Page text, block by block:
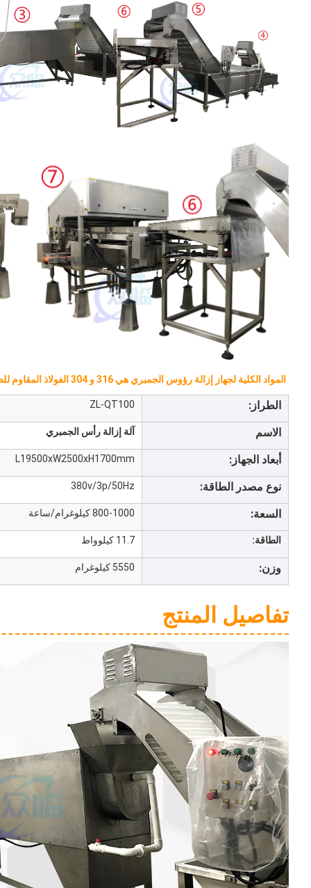
المواد الكلية لجهاز إزالة رؤوس الجمبري هي 316 و 304 الفولاذ المقاوم للصدأ وجميع الأجزاء أو المواد تلبي متطلبات الإنتاج الصحية
الطراز: ZL-QT100
الاسم آلة إزالة رأس الجمبري
أبعاد الجهاز: L19500xW2500xH1700mm
نوع مصدر الطاقة: 380v/3p/50Hz
السعة: 800-1000 كيلوغرام/ساعة
الطاقة: 11.7 كيلوواط
وزن: 5550 كيلوغرام
تفاصيل المنتج